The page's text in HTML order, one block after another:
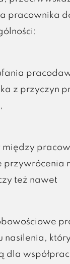
pracownika
z przyczyn
między
przywrócenia
też nawet
nasilenia,
dla